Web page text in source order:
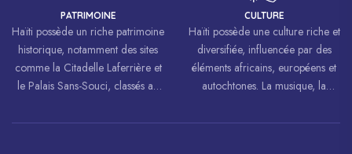
PATRIMOINE
Haïti possède un riche patrimoine
historique, notamment des sites
comme la Citadelle Laferrière et
le Palais Sans-Souci, classés au
l’UNESCO.
CULTURE
Haïti possède une culture riche et
diversifiée, influencée par des
éléments africains, européens et
autochtones. La musique, la
sont célébrés à travers le monde.